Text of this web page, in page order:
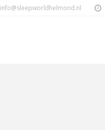
info@sleepworldhelmond.nl